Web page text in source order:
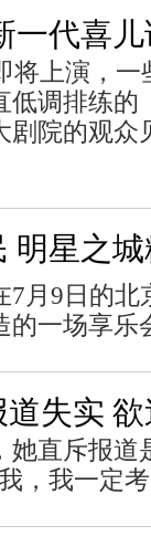
一代喜
将上演，
调排练的
院的观众
明星之
月9日的北
的一场享乐
失实
她直斥报道
，我一定